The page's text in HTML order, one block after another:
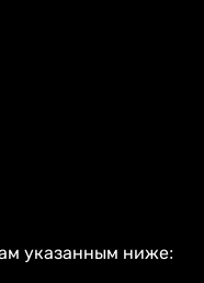
указанным ниже: